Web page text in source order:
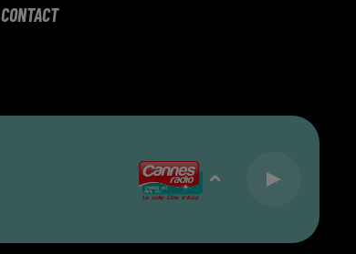
CONTACT